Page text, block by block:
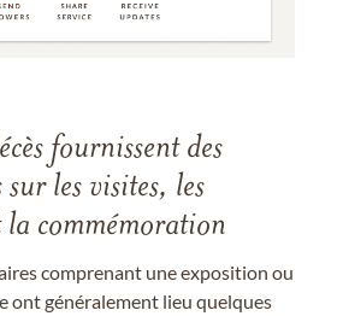
fournissent des
les visites, les
commémoration
comprenant une exposition ou
ont généralement lieu quelques